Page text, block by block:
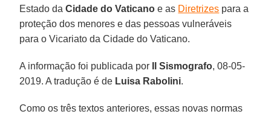
Estado daCidade do Vaticano e as Diretrizes para a
proteção dos menores e das pessoas vulneráveis
para o Vicariato da Cidade do Vaticano.
A informação foi publicada por Il Sismografo, 08-05-
2019. A tradução é de Luisa Rabolini.
Como os três textos anteriores, essas novas normas